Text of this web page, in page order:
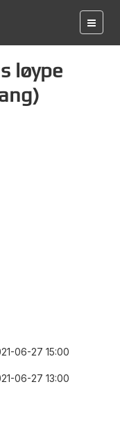
løype
06-27 15:00
06-27 13:00